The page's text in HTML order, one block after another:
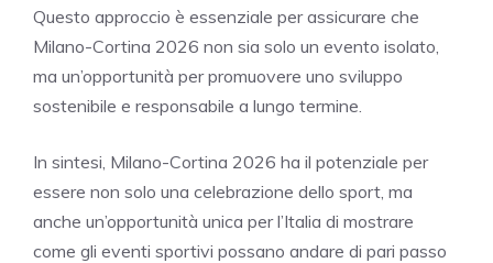
Questo approccio è essenziale per assicurare che
Milano-Cortina 2026 non sia solo un evento isolato,
ma un’opportunità per promuovere uno sviluppo
sostenibile e responsabile a lungo termine.
In sintesi, Milano-Cortina 2026 ha il potenziale per
essere non solo una celebrazione dello sport, ma
anche un’opportunità unica per l’Italia di mostrare
come gli eventi sportivi possano andare di pari passo